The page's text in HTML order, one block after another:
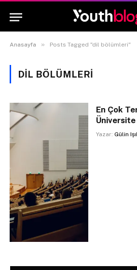
Anasayfa » Posts Tagged "dil bölümleri"
DIL BÖLÜMLERI
En Çok
Yazar: Gülin